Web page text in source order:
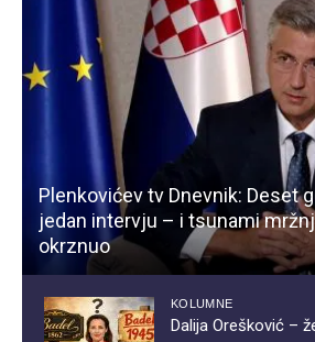
Plenkovićev tv Dnevnik: Deset
jedan intervju – i tsunami
okrznuo
KOLUMNE
Dalija Orešković –